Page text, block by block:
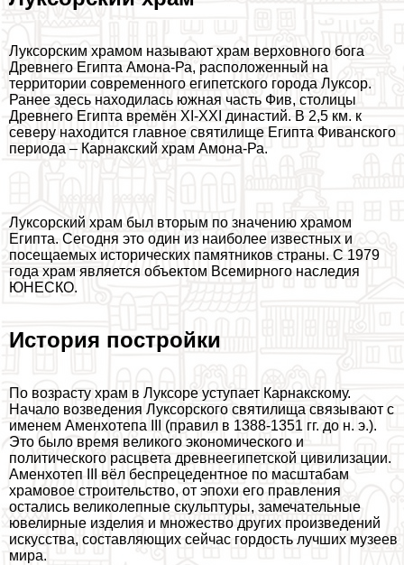
Луксорским храмом называют храм верховного бога
Древнего Египта Амона-Ра, расположенный на
территории современного египетского города Луксор.
Ранее здесь находилась южная часть Фив, столицы
Древнего Египта времён XI-XXI династий. В 2,5 км. к
северу находится главное святилище Египта Фиванского
периода – Карнакский храм Амона-Ра.
Луксорский храм был вторым по значению храмом
Египта. Сегодня это один из наиболее известных и
посещаемых исторических памятников страны. С 1979
года храм является объектом Всемирного наследия
ЮНЕСКО.
История постройки
По возрасту храм в Луксоре уступает Карнакскому.
Начало возведения Луксорского святилища связывают с
именем Аменхотепа III (правил в 1388-1351 гг. до н. э.).
Это было время великого экономического и
политического расцвета древнеегипетской цивилизации.
Аменхотеп III вёл беспрецедентное по масштабам
храмовое строительство, от эпохи его правления
остались великолепные скульптуры, замечательные
ювелирные изделия и множество других произведений
искусства, составляющих сейчас гордость лучших музеев
мира.